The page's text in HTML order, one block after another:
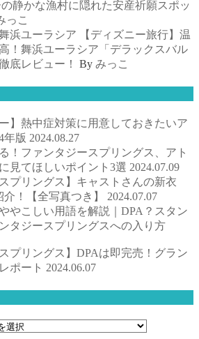
静かな漁村に隠れた安産祈願スポッ
っこ
【ディズニー旅行】温
！舞浜ユーラシア「デラックスバル
底レビュー！
By みっこ
】熱中症対策に用意しておきたいア
年版 2024.08.27
！ファンタジースプリングス、アト
見てほしいポイント3選 2024.07.09
プリングス】キャストさんの新衣
！【全写真つき】 2024.07.07
やこしい用語を解説｜DPA？スタン
タジースプリングスへの入り方
プリングス】DPAは即完売！グラン
ポート 2024.06.07